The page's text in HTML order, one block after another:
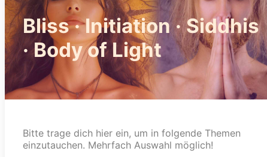
Bliss · Initiation · Siddhis
· Body of Light
Bitte trage dich hier ein, um in folgende Themen
einzutauchen. Mehrfach Auswahl möglich!